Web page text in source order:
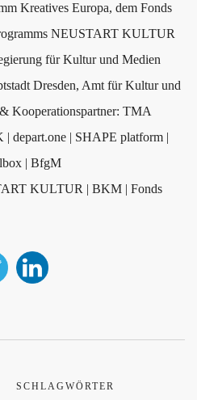
Kreatives Europa, dem Fonds
NEUSTART KULTUR
für Kultur und Medien
Dresden, Amt für Kultur und
Kooperationspartner: TMA
| depart.one | SHAPE platform |
| BfgM
KULTUR | BKM | Fonds
SCHLAGWÖRTER